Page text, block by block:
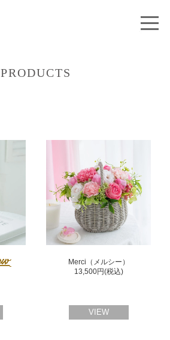
PRODUCTS
Merci（メルシー）
13,500円(税込)
VIEW